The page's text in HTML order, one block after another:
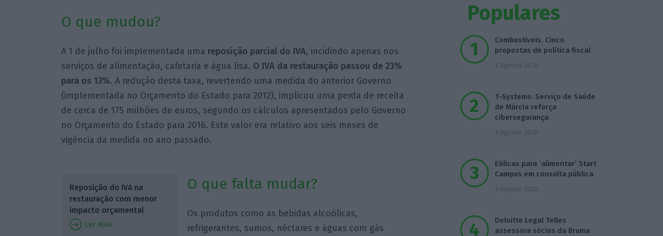
O que mudou?
A 1 de julho foi implementada uma reposição parcial do IVA, incidindo apenas nos
serviços de alimentação, cafetaria e água lisa. O IVA da restauração passou de 23%
para os 13%. A redução desta taxa, revertendo uma medida do anterior Governo
(implementada no Orçamento do Estado para 2012), implicou uma perda de receita
de cerca de 175 milhões de euros, segundo os cálculos apresentados pelo Governo
no Orçamento do Estado para 2016. Este valor era relativo aos seis meses de
vigência da medida no ano passado.
Reposição do IVA na
restauração com menor
impacto orçamental
Ler Mais
O que falta mudar?
Os produtos como as bebidas alcoólicas,
refrigerantes, sumos, néctares e águas com gás
Populares
Combustíveis. Cinco
propostas de política fiscal
3 Agosto 2026
T-Systems: Serviço de Saúde
de Múrcia reforça
cibersegurança
3 Agosto 2026
Eólicas para ‘alimentar’ Start
Campus em consulta pública
3 Agosto 2026
Deloitte Legal Telles
assessora sócios da Bruma